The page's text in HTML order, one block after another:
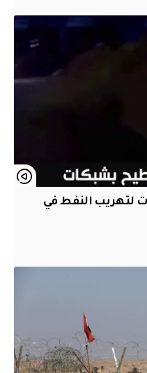
لتهريب النفط في